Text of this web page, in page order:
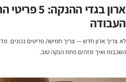
ארון בגדי
העבודה
לא צריך ארון חדש — צריך חמישה פריטים נכונים.
השכבות ואיך מזהים פתח הנקה טוב.